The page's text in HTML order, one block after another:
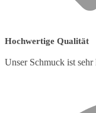
Hochwertige Qualität
Unser Schmuck ist